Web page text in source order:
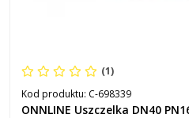
(1)
Kod produktu: C-698339
ONNLINE Uszczelka DN40